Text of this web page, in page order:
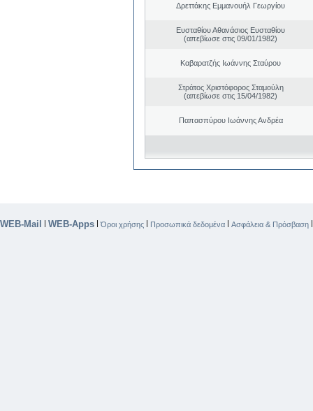
Δρεττάκης Εμμανουήλ Γεωργίου
Ευσταθίου Αθανάσιος Ευσταθίου
(απεβίωσε στις 09/01/1982)
Καβαρατζής Ιωάννης Σταύρου
Στράτος Χριστόφορος Σταμούλη
(απεβίωσε στις 15/04/1982)
Παπασπύρου Ιωάννης Ανδρέα
WEB-Mail | WEB-Apps |Όροι χρήσης | Προσωπικά δεδομένα | Ασφάλεια & Πρόσβαση